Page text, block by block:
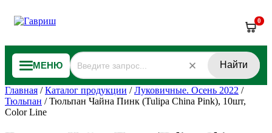
0
МЕНЮ Найти
Главная /Каталог продукции /Луковичные. Осень 2022 /
Тюльпан /Тюльпан Чайна Пинк (Tulipa China Pink), 10шт,
Color Line